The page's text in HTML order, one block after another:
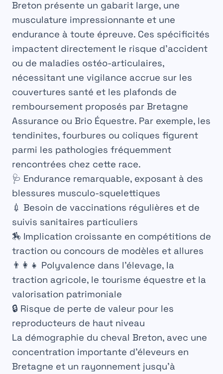
Breton présente un gabarit large, une
musculature impressionnante et une
endurance à toute épreuve. Ces spécificités
impactent directement le risque d’accident
ou de maladies ostéo-articulaires,
nécessitant une vigilance accrue sur les
couvertures santé et les plafonds de
remboursement proposés par Bretagne
Assurance ou Brio Équestre. Par exemple, les
tendinites, fourbures ou coliques figurent
parmi les pathologies fréquemment
rencontrées chez cette race.
🩺 Endurance remarquable, exposant à des
blessures musculo-squelettiques
💉 Besoin de vaccinations régulières et de
suivis sanitaires particuliers
🏇 Implication croissante en compétitions de
traction ou concours de modèles et allures
👨‍👩‍👧 Polyvalence dans l’élevage, la
traction agricole, le tourisme équestre et la
valorisation patrimoniale
🔒 Risque de perte de valeur pour les
reproducteurs de haut niveau
La démographie du cheval Breton, avec une
concentration importante d’éleveurs en
Bretagne et un rayonnement jusqu’à